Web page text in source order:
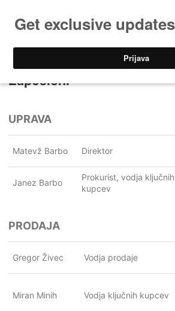
Domov» Zaposleni
Zaposleni
UPRAVA
Matevž Barbo Direktor
Janez Barbo
Prokurist, vodja ključnih
kupcev
PRODAJA
Gregor Živec Vodja prodaje
Miran Minih Vodja ključnih kupcev